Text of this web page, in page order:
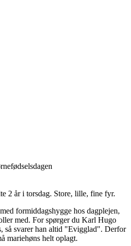
2 år i torsdag. Store, lille, fine fyr.
formiddagshygge hos dagplejen,
med. For spørger du Karl Hugo
så svarer han altid "Evigglad". Derfor
mariehøns helt oplagt.